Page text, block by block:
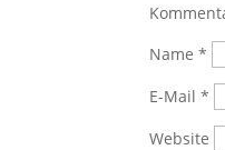
Name*
E-Mail*
Website